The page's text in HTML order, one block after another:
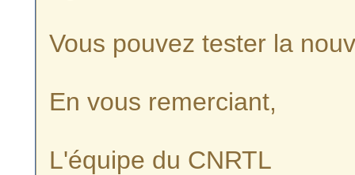
Vous pouvez tester la
En vous remerciant,
L'équipe du CNRTL